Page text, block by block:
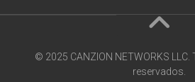
© 2025 CANZION NETWORKS
reservados.